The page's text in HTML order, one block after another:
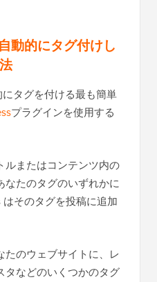
動的にタグ付けし
タグを付ける最も簡単
プラグインを使用する
ルまたはコンテンツ内の
なたのタグのいずれかに
そのタグを投稿に追加
のウェブサイトに、レ
タなどのいくつかのタグ